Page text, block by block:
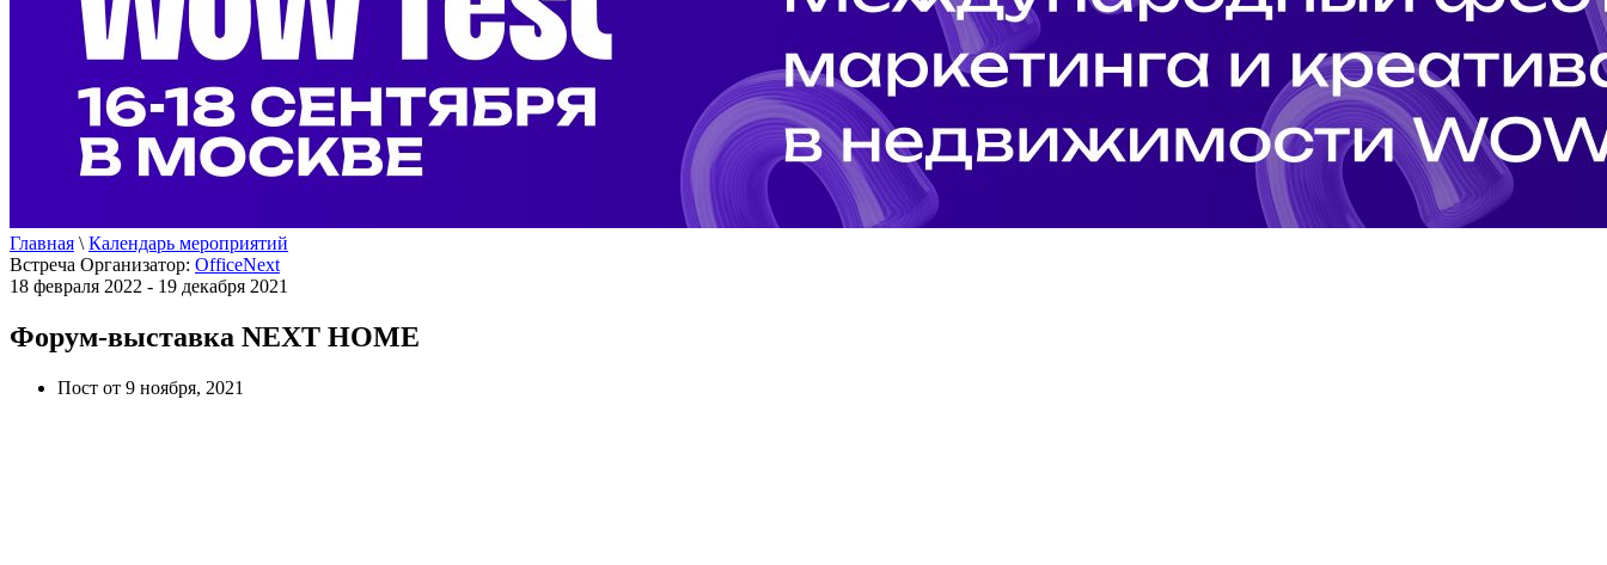
Главная \ Календарь мероприятий
Встреча Организатор: OfficeNext
18 февраля 2022 - 19 декабря 2021
Форум-выставка NEXT HOME
Пост от 9 ноября, 2021